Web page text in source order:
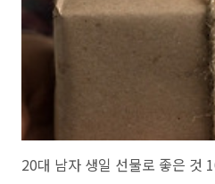
즈추천 이유: 책을 좋아하거나 읽는 습관
20대 남자 생일 선물로 좋은 것